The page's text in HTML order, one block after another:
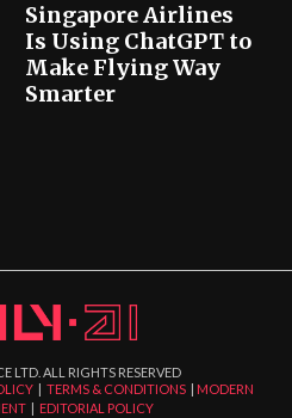
Singapore Airlines
Is Using ChatGPT to
Make Flying Way
Smarter
LTD. ALL RIGHTS RESERVED
|TERMS & CONDITIONS
MODERN
| EDITORIAL POLICY